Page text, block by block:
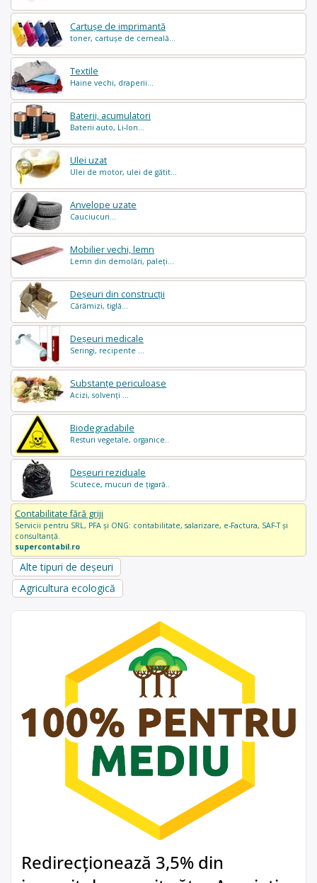
Cartușe de imprimantă
toner, cartușe de cerneală...
Textile
Haine vechi, draperii...
Baterii, acumulatori
Baterii auto, Li-Ion...
Ulei uzat
Ulei de motor, ulei de gătit...
Anvelope uzate
Cauciucuri...
Mobilier vechi, lemn
Lemn din demolări, paleți...
Deșeuri din construcții
Cărămizi, tiglă...
Deșeuri medicale
Seringi, recipente ...
Substanțe periculoase
Acizi, solvenți ...
Biodegradabile
Resturi vegetale, organice..
Deșeuri reziduale
Scutece, mucuri de țigară..
Contabilitate fără griji
Servicii pentru SRL, PFA și ONG: contabilitate, salarizare, e-Factura, SAF-T și
consultanță.
supercontabil.ro
Alte tipuri de deșeuri
Agricultura ecologică
Redirecționează 3,5% din